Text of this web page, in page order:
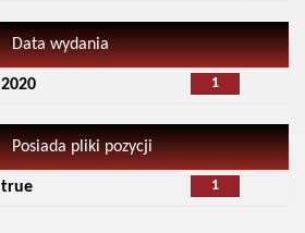
Data wydania
1
2020
Posiada pliki pozycji
1
true